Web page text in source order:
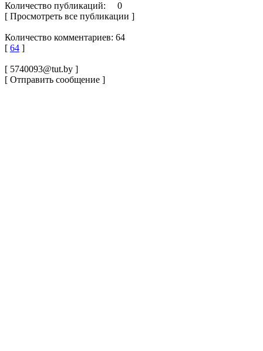
Количество публикаций: 0
[ Просмотреть все публикации ]
Количество комментариев: 64
[ 64 ]
[ 5740093@tut.by ]
[ Отправить сообщение ]